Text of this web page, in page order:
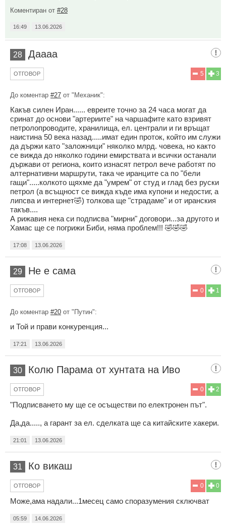
Коментиран от #28
16:49 13.06.2026
28 Даааа
3
5
ОТГОВОР
До коментар #27 от "Механик":
Какъв силен Иран...... евреите точно за 24 часа могат да
сринат до основи "артериите" на чаршафите като взривят
петролопроводите, хранилища, ел. централи и ги връщат
наистина 50 века назад.....имат един проток, който им служи
да държи като "заложници" няколко млрд. човека, но както
се вижда до няколко години емирствата и всички останали
държави от региона, които изнасят петрол вече работят по
алтернативни маршрути, така че иранците са по "бели
гащи".....колкото щяхме да "умрем" от студ и глад без руски
петрол (а всъщност се вижда къде има купони и недостиг, а
липсва и интернет🤣) толкова ще "страдаме" и от иранския
такъв....
А рижавия нека си подписва "мирни" договори...за другото и
Хамас ще се погрижи Биби, няма проблем!!! 🤣🤣🤣
17:08 13.06.2026
29 Не е сама
1
0
ОТГОВОР
До коментар #20 от "Путин":
и Той и прави конкуренция...
17:21 13.06.2026
30 Колю Парама от хунтата на Иво
2
0
ОТГОВОР
"Подписването му ще се осъществи по електронен път".
Да,да....., а гарант за ел. сделката ще са китайските хакери.
21:01 13.06.2026
31 Ко викаш
0
0
ОТГОВОР
Може,ама надали...1месец само споразумения сключват
05:59 14.06.2026